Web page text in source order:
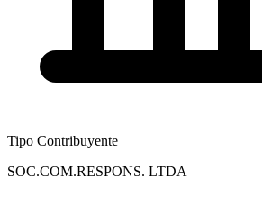
Tipo Contribuyente
SOC.COM.RESPONS. LTDA